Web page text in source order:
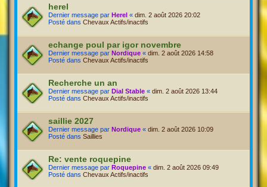
herel
Dernier message par Herel « dim. 2 août 2026 20:02
Posté dans Chevaux Actifs/inactifs
echange poul par igor novembre
Dernier message par Nordique « dim. 2 août 2026 14:58
Posté dans Chevaux Actifs/inactifs
Recherche un an
Dernier message par Dial Stable « dim. 2 août 2026 13:44
Posté dans Chevaux Actifs/inactifs
saillie 2027
Dernier message par Nordique « dim. 2 août 2026 10:09
Posté dans Saillies
Re: vente roquepine
Dernier message par Roquepine « dim. 2 août 2026 09:49
Posté dans Chevaux Actifs/inactifs